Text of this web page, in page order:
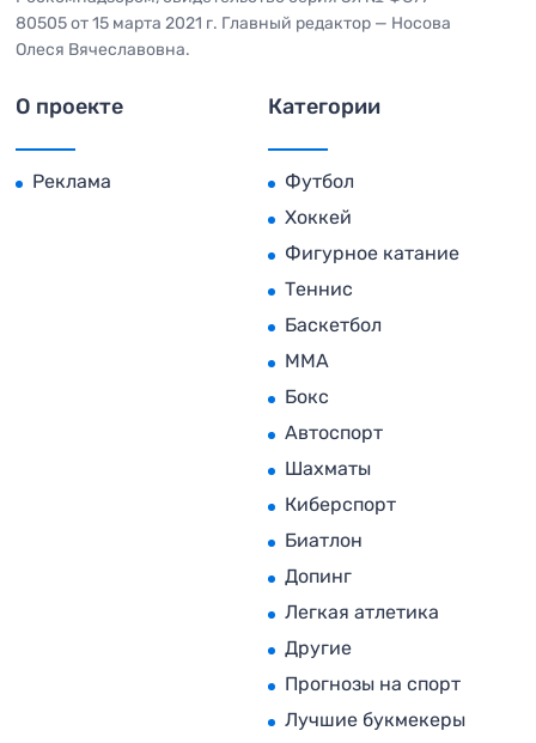
80505 от 15 марта 2021 г. Главный редактор — Носова
Олеся Вячеславовна.
О проекте
Реклама
Категории
Футбол
Хоккей
Фигурное катание
Теннис
Баскетбол
MMA
Бокс
Автоспорт
Шахматы
Киберспорт
Биатлон
Допинг
Легкая атлетика
Другие
Прогнозы на спорт
Лучшие букмекеры